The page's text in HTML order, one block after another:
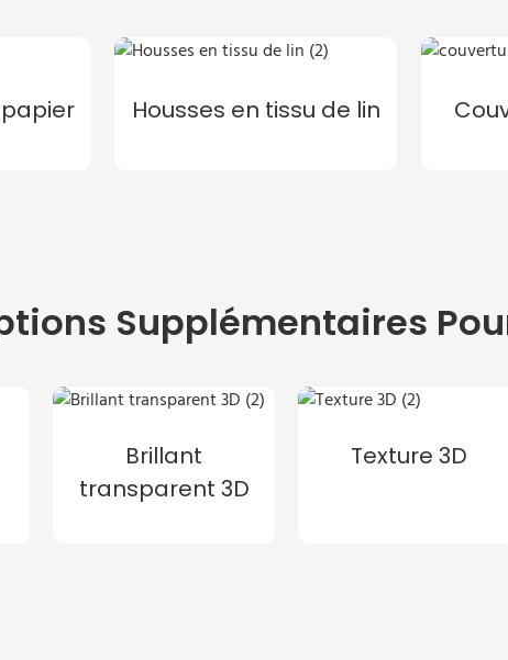
Housses en tissu de lin
Supplémentaires
Brillant
transparent 3D
Texture 3D